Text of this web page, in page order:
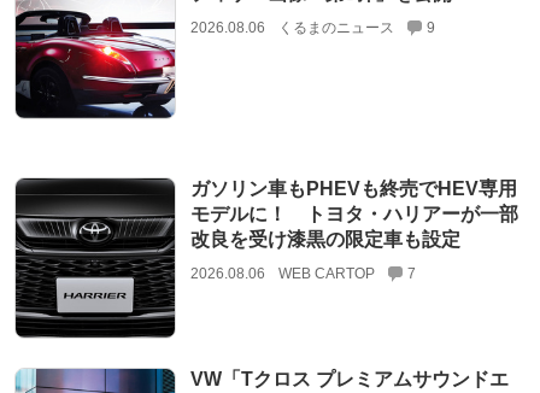
2026.08.06 くるまのニュース 9
ガソリン車もPHEVも終売でHEV専用
モデルに！ トヨタ・ハリアーが一部
改良を受け漆黒の限定車も設定
2026.08.06 WEB CARTOP 7
VW「Tクロス プレミアムサウンドエ